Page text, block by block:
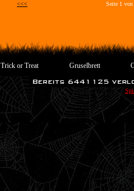
<<< Seite 1 von
Trick or Treat Gruselbrett